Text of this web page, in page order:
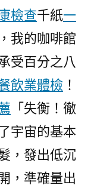
合
保
證
演
檢查千紙一
我的咖啡館
受百分之八
飲業體檢 ！
「失衡！徹
宇宙的基本
，發出低沉
，準確量出